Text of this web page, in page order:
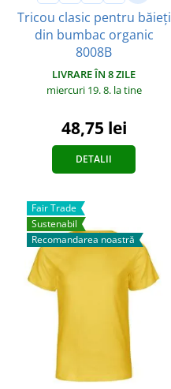
Tricou clasic pentru băieți
din bumbac organic
8008B
LIVRARE ÎN 8 ZILE
miercuri 19. 8. la tine
48,75 lei
DETALII
Fair Trade
Sustenabil
Recomandarea noastră